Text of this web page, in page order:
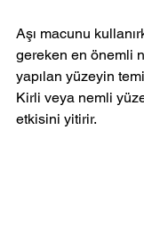
Aşı macunu
gereken en önemli
yapılan yüzeyin
Kirli veya nemli
etkisini yitirir.